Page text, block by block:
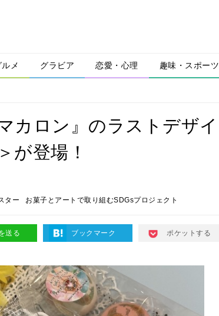
メ グラビア 恋愛・心理 趣味・スポーツ
カロン』のラストデザイ
が登場！
ター お菓子とアートで取り組むSDGsプロジェクト
送る ブックマーク ポケットする